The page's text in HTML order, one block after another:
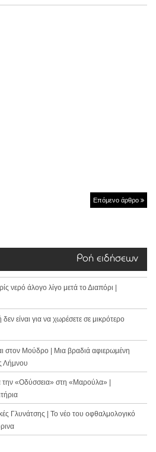
Επόμενο άρθρο
Ροή ειδήσεων
νερό άλογο λίγο μετά το Διαπόρι |
είναι για να χωρέσετε σε μικρότερο
στον Μούδρο | Μια βραδιά αφιερωμένη
Λήμνου
την «Οδύσσεια» στη «Μαρούλα» |
Γλυνάτσης | Το νέο του οφθαλμολογικό